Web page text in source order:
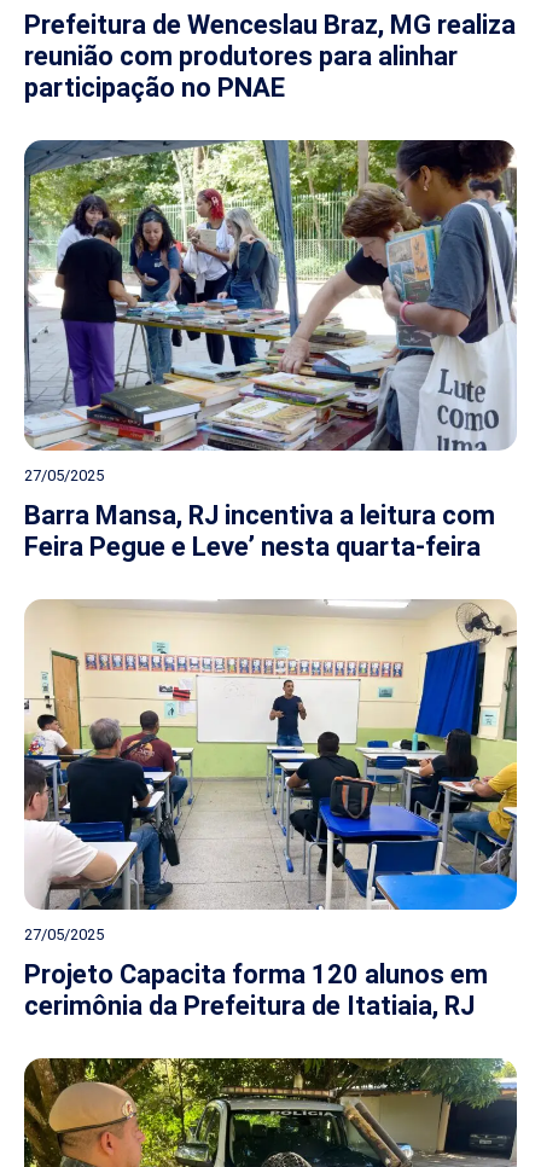
Prefeitura de Wenceslau Braz, MG realiza
reunião com produtores para alinhar
participação no PNAE
27/05/2025
Barra Mansa, RJ incentiva a leitura com
Feira Pegue e Leve’ nesta quarta-feira
27/05/2025
Projeto Capacita forma 120 alunos em
cerimônia da Prefeitura de Itatiaia, RJ